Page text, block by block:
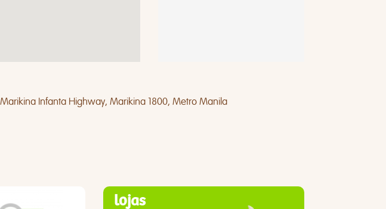
Infanta Highway, Marikina 1800, Metro Manila
lojas